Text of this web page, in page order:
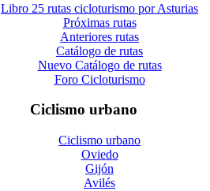
Libro 25 rutas cicloturismo por Asturias
Próximas rutas
Anteriores rutas
Catálogo de rutas
Nuevo Catálogo de rutas
Foro Cicloturismo
Ciclismo urbano
Ciclismo urbano
Oviedo
Gijón
Avilés